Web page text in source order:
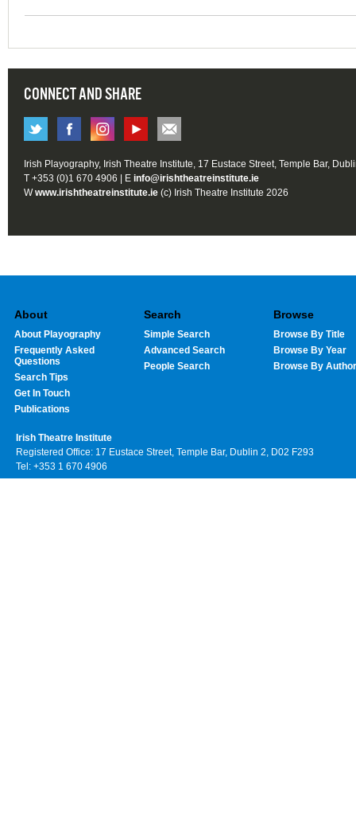
CONNECT AND SHARE
Irish Playography, Irish Theatre Institute, 17 Eustace Street, Temple Bar,
T +353 (0)1 670 4906 | E info@irishtheatreinstitute.ie
Wwww.irishtheatreinstitute.ie (c) Irish Theatre Institute 2026
About
About Playography
Frequently Asked
Questions
Search Tips
Get In Touch
Publications
Search
Simple Search
Advanced Search
People Search
Browse
Browse By Title
Browse By Year
Browse By Author
Irish Theatre Institute
Registered Office: 17 Eustace Street, Temple Bar, Dublin 2, D02 F293
Tel: +353 1 670 4906